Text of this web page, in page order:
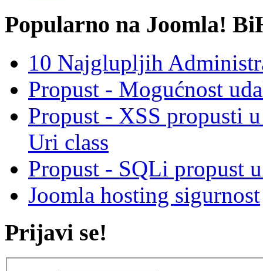
Popularno na Joomla!
10 Najglupljih
Propust - Mogućnost
Propust - XSS propusti
Uri class
Propust - SQLi propust
Joomla hosting sigurnost
Prijavi se!